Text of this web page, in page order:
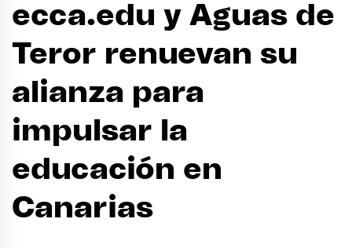
ecca.edu y Aguas de
Teror renuevan su
alianza para
impulsar la
educación en
Canarias